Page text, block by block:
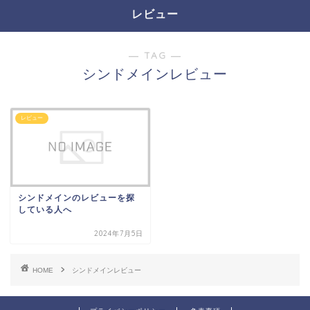
レビュー
― TAG ―
シンドメインレビュー
レビュー
シンドメインのレビューを探
している人へ
2024年7月5日
HOME シンドメインレビュー